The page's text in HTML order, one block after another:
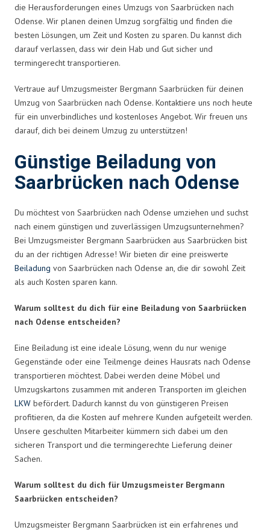
die Herausforderungen eines Umzugs von Saarbrücken nach
Odense. Wir planen deinen Umzug sorgfältig und finden die
besten Lösungen, um Zeit und Kosten zu sparen. Du kannst dich
darauf verlassen, dass wir dein Hab und Gut sicher und
termingerecht transportieren.
Vertraue auf Umzugsmeister Bergmann Saarbrücken für deinen
Umzug von Saarbrücken nach Odense. Kontaktiere uns noch heute
für ein unverbindliches und kostenloses Angebot. Wir freuen uns
darauf, dich bei deinem Umzug zu unterstützen!
Günstige Beiladung von
Saarbrücken nach Odense
Du möchtest von Saarbrücken nach Odense umziehen und suchst
nach einem günstigen und zuverlässigen Umzugsunternehmen?
Bei Umzugsmeister Bergmann Saarbrücken aus Saarbrücken bist
du an der richtigen Adresse! Wir bieten dir eine preiswerte
Beiladung von Saarbrücken nach Odense an, die dir sowohl Zeit
als auch Kosten sparen kann.
Warum solltest du dich für eine Beiladung von Saarbrücken
nach Odense entscheiden?
Eine Beiladung ist eine ideale Lösung, wenn du nur wenige
Gegenstände oder eine Teilmenge deines Hausrats nach Odense
transportieren möchtest. Dabei werden deine Möbel und
Umzugskartons zusammen mit anderen Transporten im gleichen
LKW befördert. Dadurch kannst du von günstigeren Preisen
profitieren, da die Kosten auf mehrere Kunden aufgeteilt werden.
Unsere geschulten Mitarbeiter kümmern sich dabei um den
sicheren Transport und die termingerechte Lieferung deiner
Sachen.
Warum solltest du dich für Umzugsmeister Bergmann
Saarbrücken entscheiden?
Umzugsmeister Bergmann Saarbrücken ist ein erfahrenes und